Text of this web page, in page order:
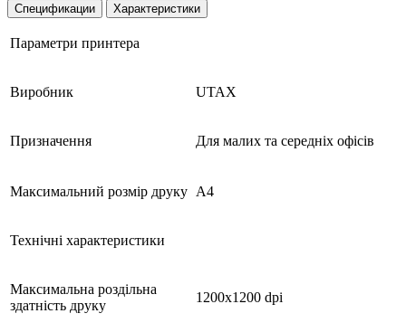
Спецификации Характеристики
Параметри принтера
Виробник UTAX
Призначення Для малих та середніх офісів
Максимальний розмір друку А4
Технічні характеристики
Максимальна роздільна
здатність друку
1200х1200 dpi